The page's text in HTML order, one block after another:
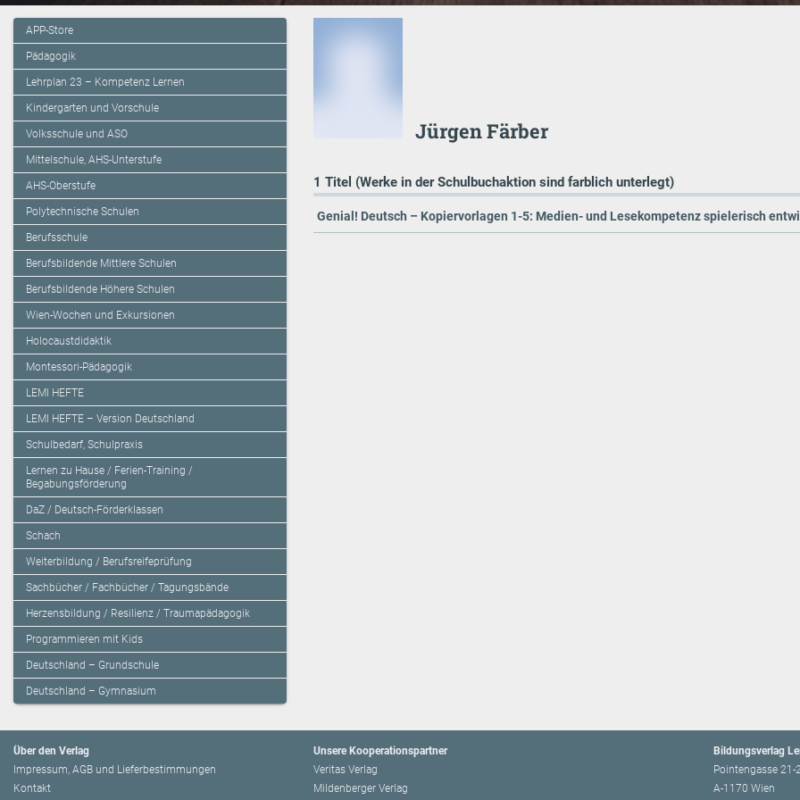
APP-Store
Pädagogik
Lehrplan 23 – Kompetenz Lernen
Kindergarten und Vorschule
Volksschule und ASO
Mittelschule, AHS-Unterstufe
AHS-Oberstufe
Polytechnische Schulen
Berufsschule
Berufsbildende Mittlere Schulen
Berufsbildende Höhere Schulen
Wien-Wochen und Exkursionen
Holocaustdidaktik
Montessori-Pädagogik
LEMI HEFTE
LEMI HEFTE – Version Deutschland
Schulbedarf, Schulpraxis
Lernen zu Hause / Ferien-Training /
Begabungsförderung
DaZ / Deutsch-Förderklassen
Schach
Weiterbildung / Berufsreifeprüfung
Sachbücher / Fachbücher / Tagungsbände
Herzensbildung / Resilienz / Traumapädagogik
Programmieren mit Kids
Deutschland – Grundschule
Deutschland – Gymnasium
Jürgen Färber
1 Titel (Werke in der Schulbuchaktion sind farblich unterlegt)
Genial! Deutsch – Kopiervorlagen 1-5: Medien- und Lesekompetenz spielerisch
Über den Verlag
Impressum, AGB und Lieferbestimmungen
Kontakt
Unsere Kooperationspartner
Veritas Verlag
Mildenberger Verlag
Bildungsverlag
Pointengasse 21-
A-1170 Wien